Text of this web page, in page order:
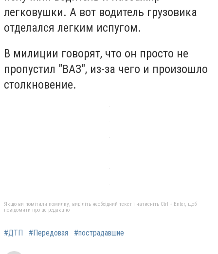
легковушки. А вот водитель грузовика
отделался легким испугом.
В милиции говорят, что он просто не
пропустил "ВАЗ", из-за чего и произошло
столкновение.
Якщо ви помітили помилку, виділіть необхідний текст і натисніть Ctrl + Enter, щоб
повідомити про це редакцію
#ДТП #Передовая #пострадавшие